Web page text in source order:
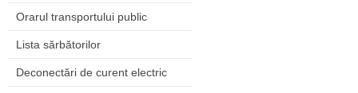
Orarul transportului public
Lista sărbătorilor
Deconectări de curent electric